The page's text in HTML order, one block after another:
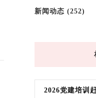
新闻动态 (252)
2026党建培训